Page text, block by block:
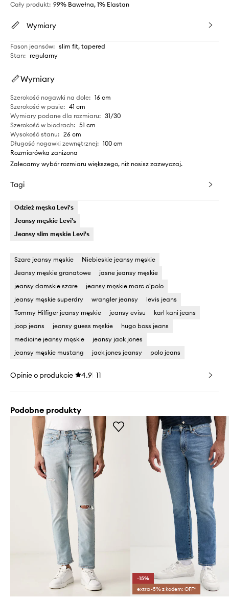
Cały produkt: 99% Bawełna, 1% Elastan
Wymiary
Fason jeansów: slim fit, tapered
Stan: regularny
Wymiary
Szerokość nogawki na dole: 16 cm
Szerokość w pasie: 41 cm
Wymiary podane dla rozmiaru: 31/30
Szerokość w biodrach: 51 cm
Wysokość stanu: 26 cm
Długość nogawki zewnętrznej: 100 cm
Rozmiarówka zaniżona
Zalecamy wybór rozmiaru większego, niż nosisz zazwyczaj.
Tagi
Odzież męska Levi's
Jeansy męskie Levi's
Jeansy slim męskie Levi's
Szare jeansy męskie
Niebieskie jeansy męskie
Jeansy męskie granatowe
jasne jeansy męskie
jeansy damskie szare
jeansy męskie marc o'polo
jeansy męskie superdry
wrangler jeansy
levis jeans
Tommy Hilfiger jeansy męskie
jeansy evisu
karl kani jeans
joop jeans
jeansy guess męskie
hugo boss jeans
medicine jeansy męskie
jeansy jack jones
jeansy męskie mustang
jack jones jeansy polo jeans
Opinie o produkcie 4.9 11
Podobne produkty
-15%
extra -5% z kodem: OFF*